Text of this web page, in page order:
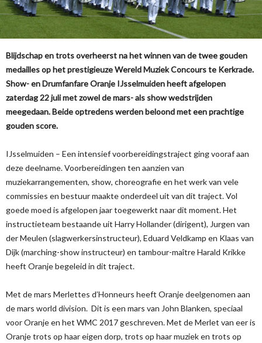
Blijdschap en trots overheerst na het winnen van de twee gouden
medailles op het prestigieuze Wereld Muziek Concours te Kerkrade.
Show- en Drumfanfare Oranje IJsselmuiden heeft afgelopen
zaterdag 22 juli met zowel de mars- als show wedstrijden
meegedaan. Beide optredens werden beloond met een prachtige
gouden score.
IJsselmuiden – Een intensief voorbereidingstraject ging vooraf aan
deze deelname. Voorbereidingen ten aanzien van
muziekarrangementen, show, choreografie en het werk van vele
commissies en bestuur maakte onderdeel uit van dit traject. Vol
goede moed is afgelopen jaar toegewerkt naar dit moment. Het
instructieteam bestaande uit Harry Hollander (dirigent), Jurgen van
der Meulen (slagwerkersinstructeur), Eduard Veldkamp en Klaas van
Dijk (marching-show instructeur) en tambour-maître Harald Krikke
heeft Oranje begeleid in dit traject.
Met de mars Merlettes d’Honneurs heeft Oranje deelgenomen aan
de mars world division. Dit is een mars van John Blanken, speciaal
voor Oranje en het WMC 2017 geschreven. Met de Merlet van eer is
Oranje trots op haar eigen dorp, trots op haar muziek en trots op